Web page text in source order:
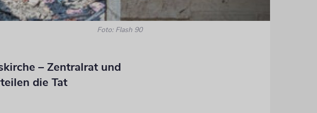
Foto: Flash 90
– Zentralrat und
die Tat